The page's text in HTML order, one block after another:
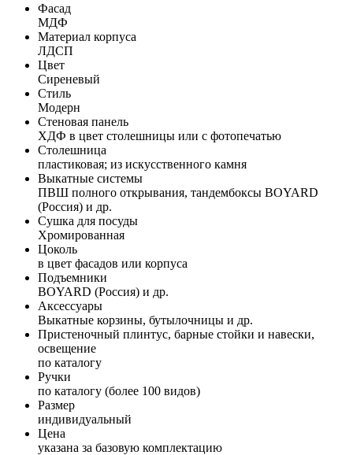
Фасад
МДФ
Материал корпуса
ЛДСП
Цвет
Сиреневый
Стиль
Модерн
Стеновая панель
ХДФ в цвет столешницы или с фотопечатью
Столешница
пластиковая; из искусственного камня
Выкатные системы
ПВШ полного открывания, тандембоксы BOYARD
(Россия) и др.
Сушка для посуды
Хромированная
Цоколь
в цвет фасадов или корпуса
Подъемники
BOYARD (Россия) и др.
Аксессуары
Выкатные корзины, бутылочницы и др.
Пристеночный плинтус, барные стойки и навески,
освещение
по каталогу
Ручки
по каталогу (более 100 видов)
Размер
индивидуальный
Цена
указана за базовую комплектацию